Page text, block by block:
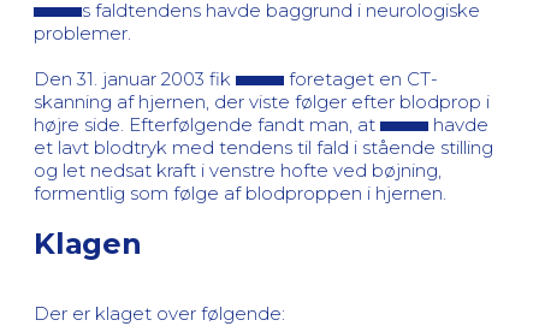
s faldtendens havde baggrund i neurologiske
problemer.
Den 31. januar 2003 fik
foretaget en CT-
skanning af hjernen, der viste følger efter blodprop i
højre side. Efterfølgende fandt man, at
havde
et lavt blodtryk med tendens til fald i stående stilling
og let nedsat kraft i venstre hofte ved bøjning,
formentlig som følge af blodproppen i hjernen.
Klagen
Der er klaget over følgende: